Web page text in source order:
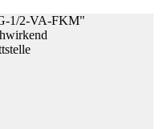
1/2-VA-FKM"